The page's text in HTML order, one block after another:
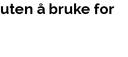
å bruke for